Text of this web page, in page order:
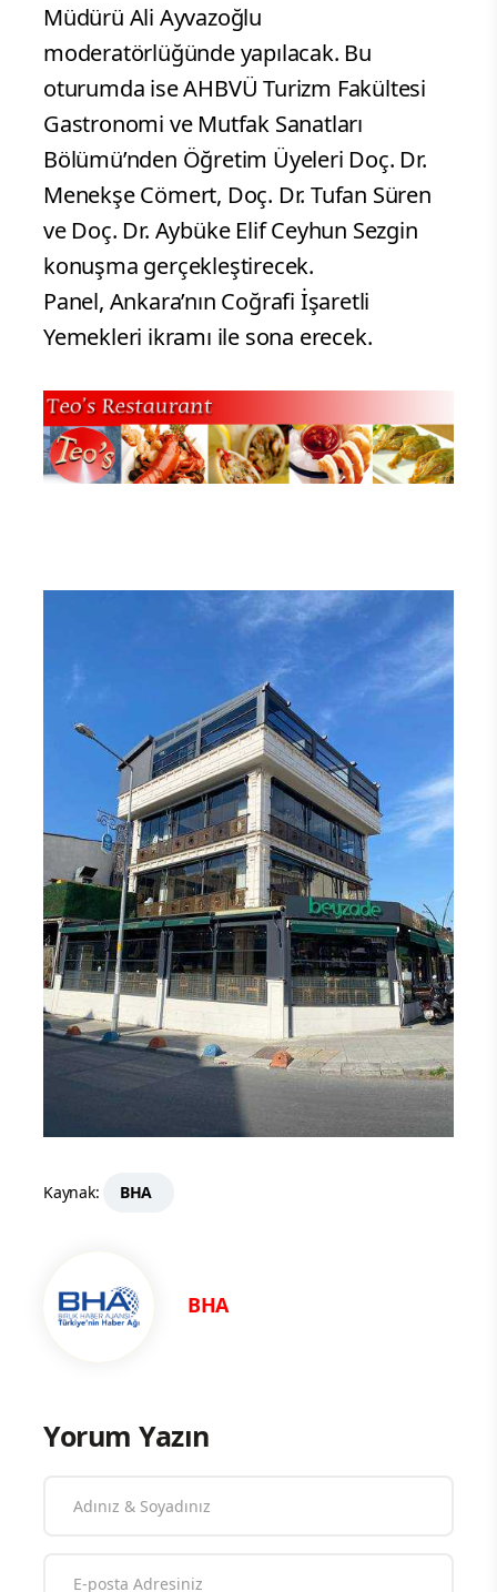
Müdürü Ali Ayvazoğlu
moderatörlüğünde yapılacak. Bu
oturumda ise AHBVÜ Turizm Fakültesi
Gastronomi ve Mutfak Sanatları
Bölümü’nden Öğretim Üyeleri Doç. Dr.
Menekşe Cömert, Doç. Dr. Tufan Süren
ve Doç. Dr. Aybüke Elif Ceyhun Sezgin
konuşma gerçekleştirecek.
Panel, Ankara’nın Coğrafi İşaretli
Yemekleri ikramı ile sona erecek.
Kaynak: BHA
BHA
Yorum Yazın